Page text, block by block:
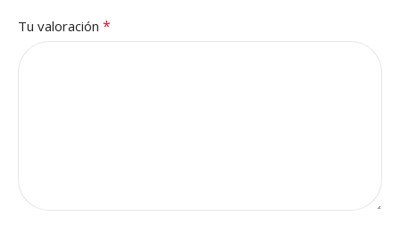
Tu valoración *